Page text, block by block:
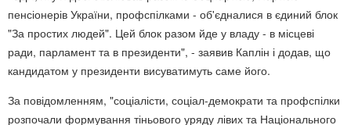
пенсіонерів України, профспілками - об'єдналися в єдиний блок
"За простих людей". Цей блок разом йде у владу - в місцеві
ради, парламент та в президенти", - заявив Каплін і додав, що
кандидатом у президенти висуватимуть саме його.
За повідомленням, "соціалісти, соціал-демократи та профспілки
розпочали формування тіньового уряду лівих та Національного